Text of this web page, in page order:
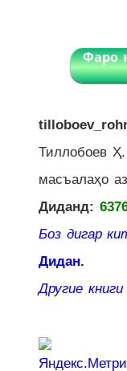
Фаро
Тиллобоев
масъалаҳо
Диданд:
Боз дигар
Дидан.
Другие